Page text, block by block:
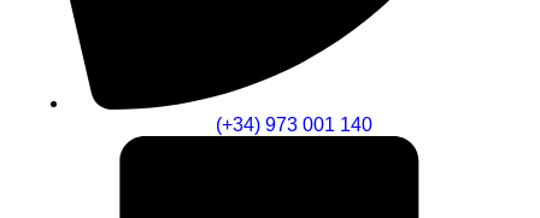
(+34) 973 001 140